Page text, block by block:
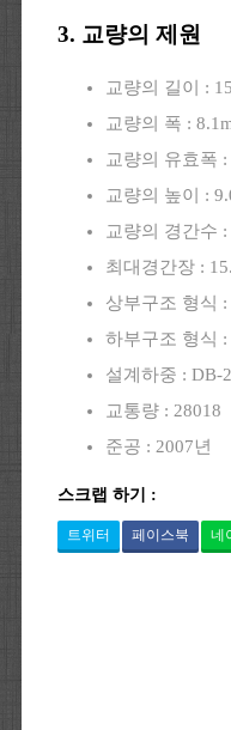
3. 교량의 제원
교량의 길이 :
교량의 폭 :
교량의 유효폭 :
교량의 높이 :
교량의 경간수 :
최대경간장 :
상부구조 형식 :
하부구조 형식
설계하중 : DB-
교통량 : 28018
준공 : 2007년
스크랩 하기 :
트위터 페이스북 네